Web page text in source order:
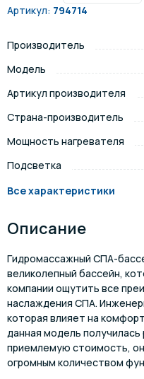
Артикул: 794714
Производитель
Модель
Артикул производителя
Страна-производитель
Мощность нагревателя
Подсветка
Все характеристики
Описание
Гидромассажный СПА-
великолепный бассейн,
компании ощутить все
наслаждения СПА.
которая влияет на
данная модель
приемлемую стоимость,
огромным количеством